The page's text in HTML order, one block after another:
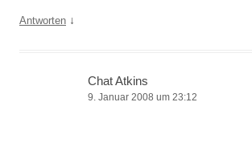
Antworten ↓
Chat Atkins
9. Januar 2008 um 23:12